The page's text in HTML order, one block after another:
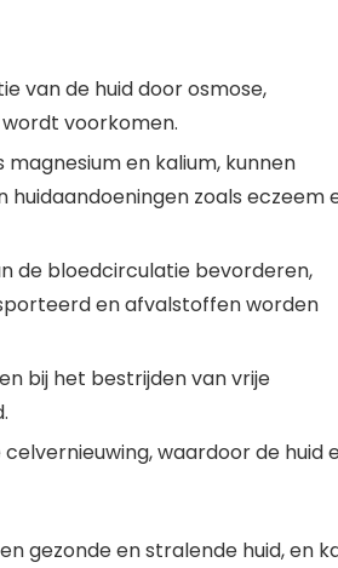
van de huid door osmose,
voorkomen.
en kalium, kunnen
zoals eczeem
de bloedcirculatie bevorderen,
en afvalstoffen worden
bij het bestrijden van vrije
waardoor de huid
gezonde en stralende huid, en